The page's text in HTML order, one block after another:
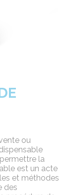
ou
la
est un acte
et méthodes
des